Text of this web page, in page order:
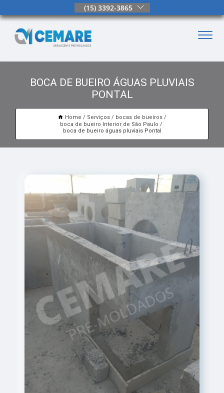
(15) 3392-3865
BOCA DE BUEIRO ÁGUAS PLUVIAIS
PONTAL
Home Serviços
bocas de bueiros
boca de bueiro Interior de São Paulo
boca de bueiro águas pluviais Pontal